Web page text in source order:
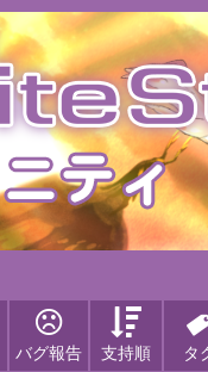
バグ報告 支持順 タ